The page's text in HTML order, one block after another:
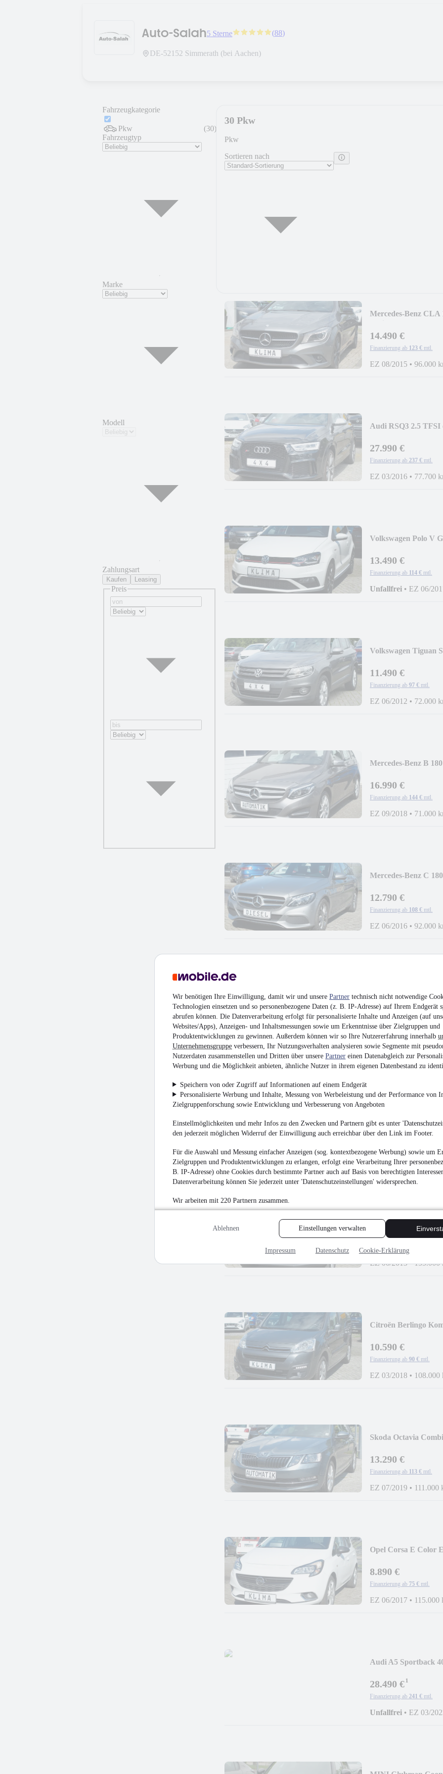
Wir benötigen Ihre Einwilligung, damit wir und unsere Partner technisch nicht notwendige
Technologien einsetzen und so personenbezogene Daten (z. B. IP-Adresse) auf Ihrem Endgerät
abrufen können. Die Datenverarbeitung erfolgt für personalisierte Inhalte und Anzeigen (auf
Websites/Apps), Anzeigen- und Inhaltsmessungen sowie um Erkenntnisse über Zielgruppen und
Produktentwicklungen zu gewinnen. Außerdem können wir so Ihre Nutzererfahrung innerhalb
Unternehmensgruppe verbessern, Ihr Nutzungsverhalten analysieren sowie Segmente mit
Nutzerdaten zusammenstellen und Dritten über unsere Partner einen Datenabgleich zur
Werbung und die Möglichkeit anbieten, ähnliche Nutzer in ihrem eigenen Datenbestand zu
Speichern von oder Zugriff auf Informationen auf einem Endgerät
Personalisierte Werbung und Inhalte, Messung von Werbeleistung und der Performance von
Zielgruppenforschung sowie Entwicklung und Verbesserung von Angeboten
Einstellmöglichkeiten und mehr Infos zu den Zwecken und Partnern gibt es unter
den jederzeit möglichen Widerruf der Einwilligung auch erreichbar über den Link im Footer.
Für die Auswahl und Messung einfacher Anzeigen (sog. kontextbezogene Werbung) sowie um
Zielgruppen und Produktentwicklungen zu erlangen, erfolgt eine Verarbeitung Ihrer
B. IP-Adresse) ohne Cookies durch bestimmte Partner auch auf Basis von berechtigten
Datenverarbeitung können Sie jederzeit unter 'Datenschutzeinstellungen' widersprechen.
Wir arbeiten mit 220 Partnern zusammen.
Ablehnen Einstellungen verwalten
Impressum Datenschutz Cookie-Erklärung
Auto-Salah5 Sterne (88)
DE-52152 Simmerath (bei Aachen)
Fahrzeugkategorie
Pkw (30)
Fahrzeugtyp
Marke
Modell
Zahlungsart
Kaufen Leasing
Preis
30 Pkw
Pkw
Sortieren nach
Mercedes-Benz
14.490 €
Finanzierung ab 123 € mtl.
EZ 08/2015 • 96.000
Audi RSQ3 2.5
27.990 €
Finanzierung ab 237 € mtl.
EZ 03/2016 • 77.700
Volkswagen Polo V
13.490 €
Finanzierung ab 114 € mtl.
Unfallfrei • EZ 06/
Volkswagen Tiguan
11.490 €
Finanzierung ab 97 € mtl.
EZ 06/2012 • 72.000
Mercedes-Benz B
16.990 €
Finanzierung ab 144 € mtl.
EZ 09/2018 • 71.000
Mercedes-Benz C
12.790 €
Finanzierung ab 108 € mtl.
EZ 06/2016 • 92.000
Audi A1 sport -
10.990 €
93 € mtl.
EZ 05/2016•132.000
Honda Civic Lim. 5-
13.490 €
Finanzierung ab 114 € mtl.
EZ 04/2018 •97.000
Volkswagen Tiguan
10.990 €
Finanzierung ab
EZ 06/2013•155.000
Citroën Berlingo
10.590 €
Finanzierung ab 90 € mtl.
EZ 03/2018 • 108.000
Skoda Octavia
13.290 €
Finanzierung ab 113 € mtl.
EZ 07/2019 • 111.000
Opel Corsa E Color
8.890 €
Finanzierung ab 75 € mtl.
EZ 06/2017 • 115.000
Audi A5 Sportback
28.490 €¹
Finanzierung ab 241 € mtl.
Unfallfrei • EZ 03/